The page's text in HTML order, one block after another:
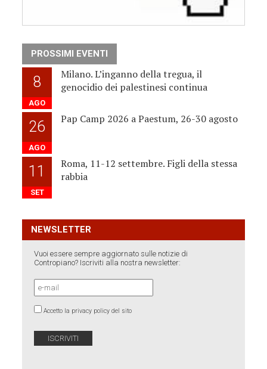
PROSSIMI EVENTI
8
AGO
Milano. L’inganno della tregua, il
genocidio dei palestinesi continua
26
AGO
Pap Camp 2026 a Paestum, 26-30 agosto
11
SET
Roma, 11-12 settembre. Figli della stessa
rabbia
NEWSLETTER
Vuoi essere sempre aggiornato sulle notizie di
Contropiano? Iscriviti alla nostra newsletter:
Accetto la privacy policy del sito